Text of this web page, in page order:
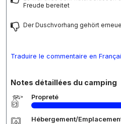
Freude bereitet
Der Duschvorhang gehört
Traduire le commentaire en
Notes détaillées du camping
Propreté
Hébergement/